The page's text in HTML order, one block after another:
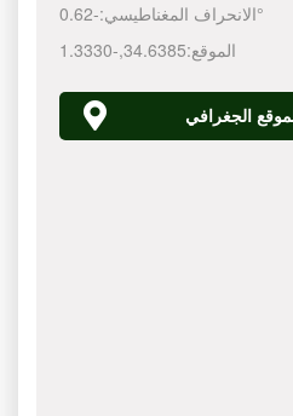
الانحراف المغناطيسي:-0.62°
الموقع:34.6385
,
-1.3330
الجغرافي